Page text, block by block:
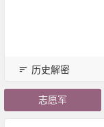
历史解密
志愿军